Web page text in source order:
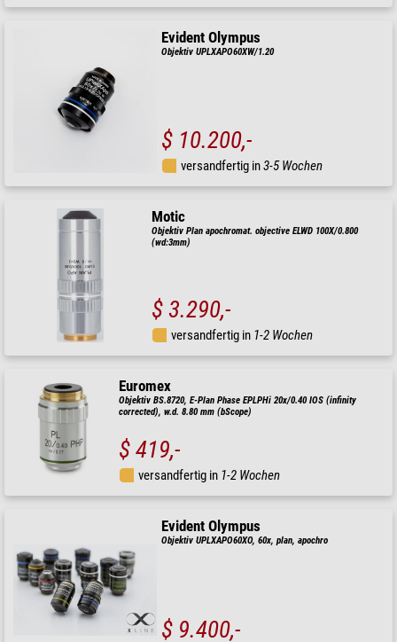
Evident Olympus
Objektiv UPLXAPO60XW/1.20
$ 10.200,-
versandfertig in3-5 Wochen
Motic
Objektiv Plan apochromat. objective ELWD 100X/0.800
(wd:3mm)
$ 3.290,-
versandfertig in 1-2 Wochen
Euromex
Objektiv BS.8720, E-Plan Phase EPLPHi 20x/0.40 IOS (infinity
corrected), w.d. 8.80 mm (bScope)
$ 419,-
versandfertig in 1-2 Wochen
Evident Olympus
Objektiv UPLXAPO60XO, 60x, plan, apochro
$ 9.400,-